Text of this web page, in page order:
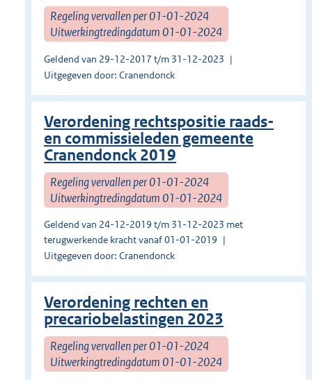
Regeling vervallen per 01-01-2024
Uitwerkingtredingdatum 01-01-2024
Geldend van 29-12-2017 t/m 31-12-2023
Uitgegeven door: Cranendonck
Verordening rechtspositie raads-
en commissieleden gemeente
Cranendonck 2019
Regeling vervallen per 01-01-2024
Uitwerkingtredingdatum 01-01-2024
Geldend van 24-12-2019 t/m 31-12-2023 met
terugwerkende kracht vanaf 01-01-2019
Uitgegeven door: Cranendonck
Verordening rechten en
precariobelastingen 2023
Regeling vervallen per 01-01-2024
Uitwerkingtredingdatum 01-01-2024